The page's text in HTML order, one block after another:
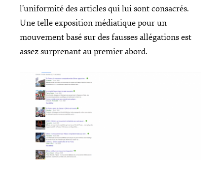
l’uniformité des articles qui lui sont consacrés.
Une telle exposition médiatique pour un
mouvement basé sur des fausses allégations est
assez surprenant au premier abord.